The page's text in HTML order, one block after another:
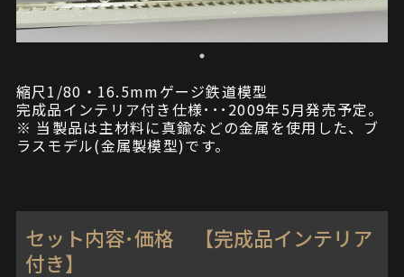
縮尺1/80・16.5mmゲージ鉄道模型
完成品インテリア付き仕様･･･2009年5月発売予定。
※ 当製品は主材料に真鍮などの金属を使用した、ブ
ラスモデル(金属製模型)です。
セット内容･価格 【完成品インテリア
付き】